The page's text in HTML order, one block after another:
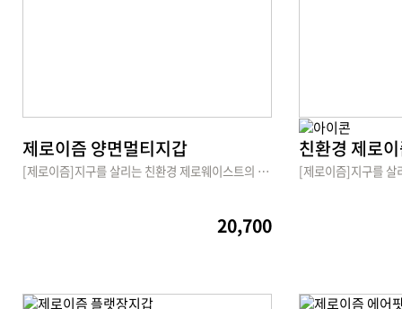
제로이즘 양면멀티지갑
[제로이즘]지구를 살리는 친환경 제로웨이스트의 시작
20,700
친환경 제로